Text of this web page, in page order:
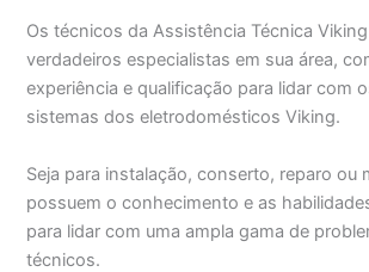
Os técnicos da Assistência Técnica
verdadeiros especialistas em sua área,
experiência e qualificação para lidar com
sistemas dos eletrodomésticos Viking.
Seja para instalação, conserto, reparo ou
possuem o conhecimento e as
para lidar com uma ampla gama de
técnicos.